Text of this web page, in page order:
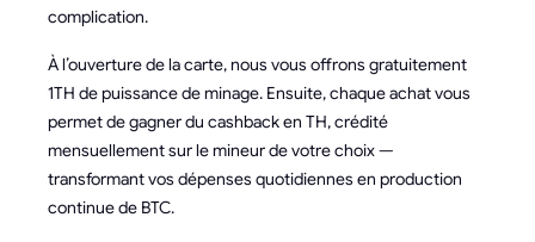
complication.
À l’ouverture de la carte, nous vous offrons gratuitement
1TH de puissance de minage. Ensuite, chaque achat vous
permet de gagner du cashback en TH, crédité
mensuellement sur le mineur de votre choix —
transformant vos dépenses quotidiennes en production
continue de BTC.